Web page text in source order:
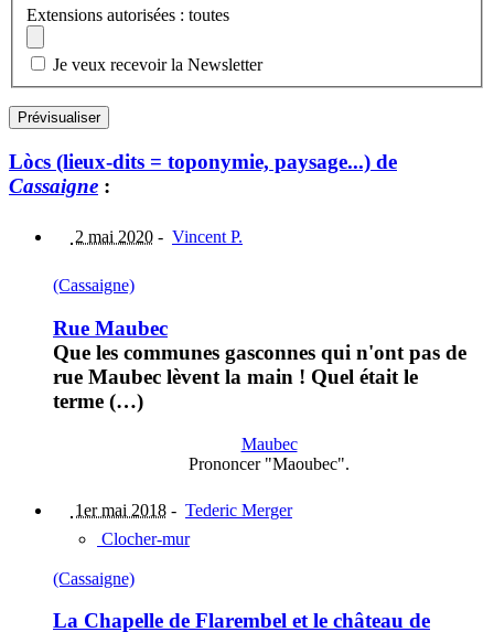
Extensions autorisées : toutes
Je veux recevoir la Newsletter
Lòcs (lieux-dits = toponymie, paysage...) de
Cassaigne :
2 mai 2020 - Vincent P.
(Cassaigne)
Rue Maubec
Que les communes gasconnes qui n'ont pas de
rue Maubec lèvent la main ! Quel était le
terme (…)
Maubec
Prononcer "Maoubec".
1er mai 2018 - Tederic Merger
Clocher-mur
(Cassaigne)
La Chapelle de Flarembel et le château de